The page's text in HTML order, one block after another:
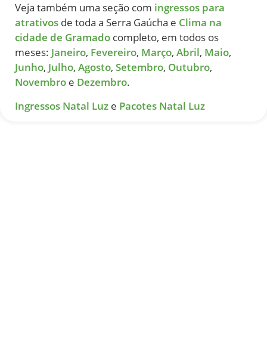
Veja também uma seção com ingressos para
atrativos de toda a Serra Gaúcha e Clima na
cidade de Gramado completo, em todos os
meses: Janeiro, Fevereiro, Março, Abril, Maio,
Junho, Julho, Agosto, Setembro, Outubro,
Novembro e Dezembro.
Ingressos Natal Luz e Pacotes Natal Luz